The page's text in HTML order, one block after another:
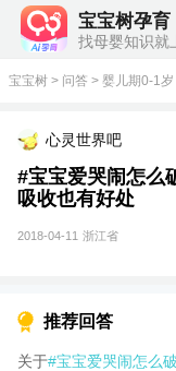
宝宝树孕育
找母婴知识就
宝宝树 > 问答 > 婴儿期0-1岁
心灵世界吧
#宝宝爱哭闹怎么
吸收也有好处
2018-04-11 浙江省
推荐回答
关于#宝宝爱哭闹怎么